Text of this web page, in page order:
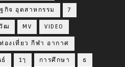
กิจ อุตสาหกรรม 7
ฒ MV VIDEO
ท่องเที่ยว กีฬา อากาศ
1ๅ การศึกษา ธ